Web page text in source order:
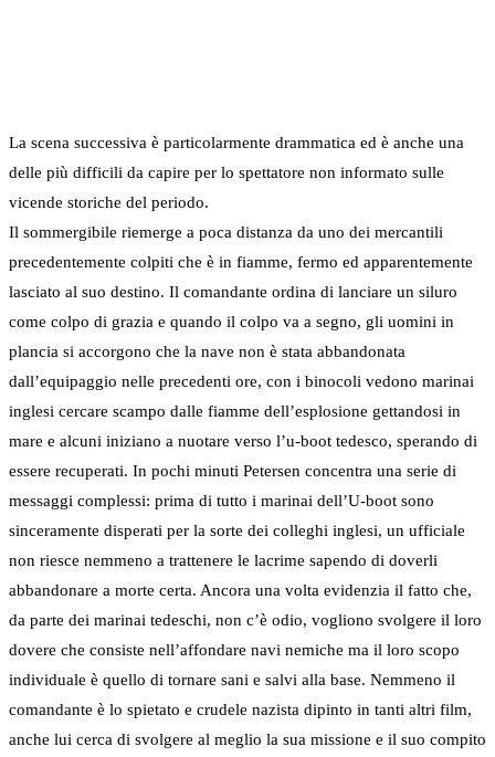
La scena successiva è particolarmente drammatica ed è anche una
delle più difficili da capire per lo spettatore non informato sulle
vicende storiche del periodo.
Il sommergibile riemerge a poca distanza da uno dei mercantili
precedentemente colpiti che è in fiamme, fermo ed apparentemente
lasciato al suo destino. Il comandante ordina di lanciare un siluro
come colpo di grazia e quando il colpo va a segno, gli uomini in
plancia si accorgono che la nave non è stata abbandonata
dall’equipaggio nelle precedenti ore, con i binocoli vedono marinai
inglesi cercare scampo dalle fiamme dell’esplosione gettandosi in
mare e alcuni iniziano a nuotare verso l’u-boot tedesco, sperando di
essere recuperati. In pochi minuti Petersen concentra una serie di
messaggi complessi: prima di tutto i marinai dell’U-boot sono
sinceramente disperati per la sorte dei colleghi inglesi, un ufficiale
non riesce nemmeno a trattenere le lacrime sapendo di doverli
abbandonare a morte certa. Ancora una volta evidenzia il fatto che,
da parte dei marinai tedeschi, non c’è odio, vogliono svolgere il loro
dovere che consiste nell’affondare navi nemiche ma il loro scopo
individuale è quello di tornare sani e salvi alla base. Nemmeno il
comandante è lo spietato e crudele nazista dipinto in tanti altri film,
anche lui cerca di svolgere al meglio la sua missione e il suo compito